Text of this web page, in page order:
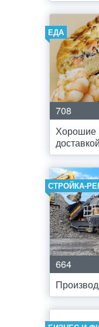
ЕДА
708
Хорошие
доставкой
СТРОЙКА-
664